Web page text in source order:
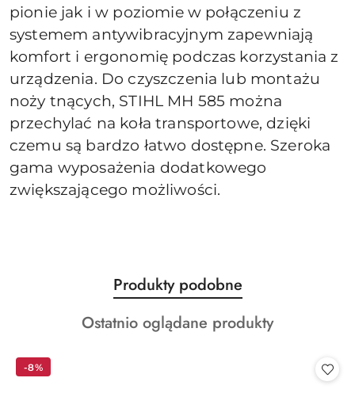
pionie jak i w poziomie w połączeniu z
systemem antywibracyjnym zapewniają
komfort i ergonomię podczas korzystania z
urządzenia. Do czyszczenia lub montażu
noży tnących, STIHL MH 585 można
przechylać na koła transportowe, dzięki
czemu są bardzo łatwo dostępne. Szeroka
gama wyposażenia dodatkowego
zwiększającego możliwości.
Pomiń karuzelę produktów
Produkty
o
statusie:
Produkty podobne
Produkty
Ostatnio oglądane produkty
-8%